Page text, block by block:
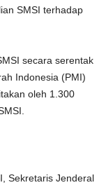
SMSI terhadap
secara serentak
Indonesia (PMI)
oleh 1.300
Sekretaris Jenderal